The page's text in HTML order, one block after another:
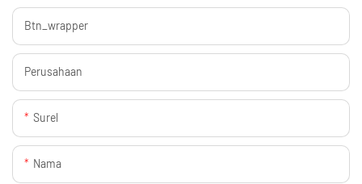
Btn_wrapper
Perusahaan
Surel
Nama